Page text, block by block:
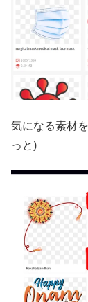
気になる素材
っと)